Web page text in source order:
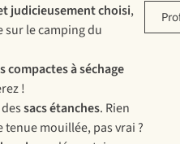
judicieusement choisi,
sur le camping du
compactes à séchage
!
sacs étanches. Rien
tenue mouillée, pas vrai ?